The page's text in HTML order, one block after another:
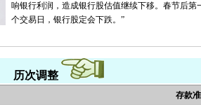
响银行利润，造成银行股估值继续下移。春节后第
个交易日，银行股定会下跌。”
历次调整
存款